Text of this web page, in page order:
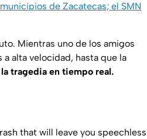
de Zacatecas; el SMN
Mientras uno de los amigos
alta velocidad, hasta que la
tragedia en tiempo real.
that will leave you speechless